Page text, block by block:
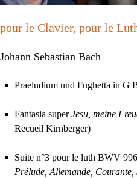
pour le Clavier, pour le
Johann Sebastian Bach
Praeludium und Fughetta in G
Fantasia superJesu, meine
Recueil Kirnberger)
Suite n°3 pour le luth BWV 996
Prélude, Allemande,